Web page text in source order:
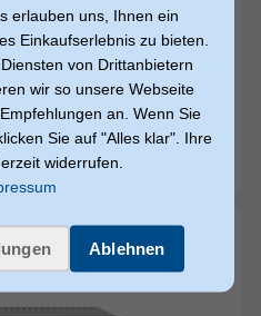
€ 55,-
€ 55,-
Sat-Receiver
erlauben uns, Ihnen ein
Einkaufserlebnis zu bieten.
von Drittanbietern
wir so unsere Webseite
an. Wenn Sie
Sie auf "Alles klar". Ihre
widerrufen.
Ablehnen